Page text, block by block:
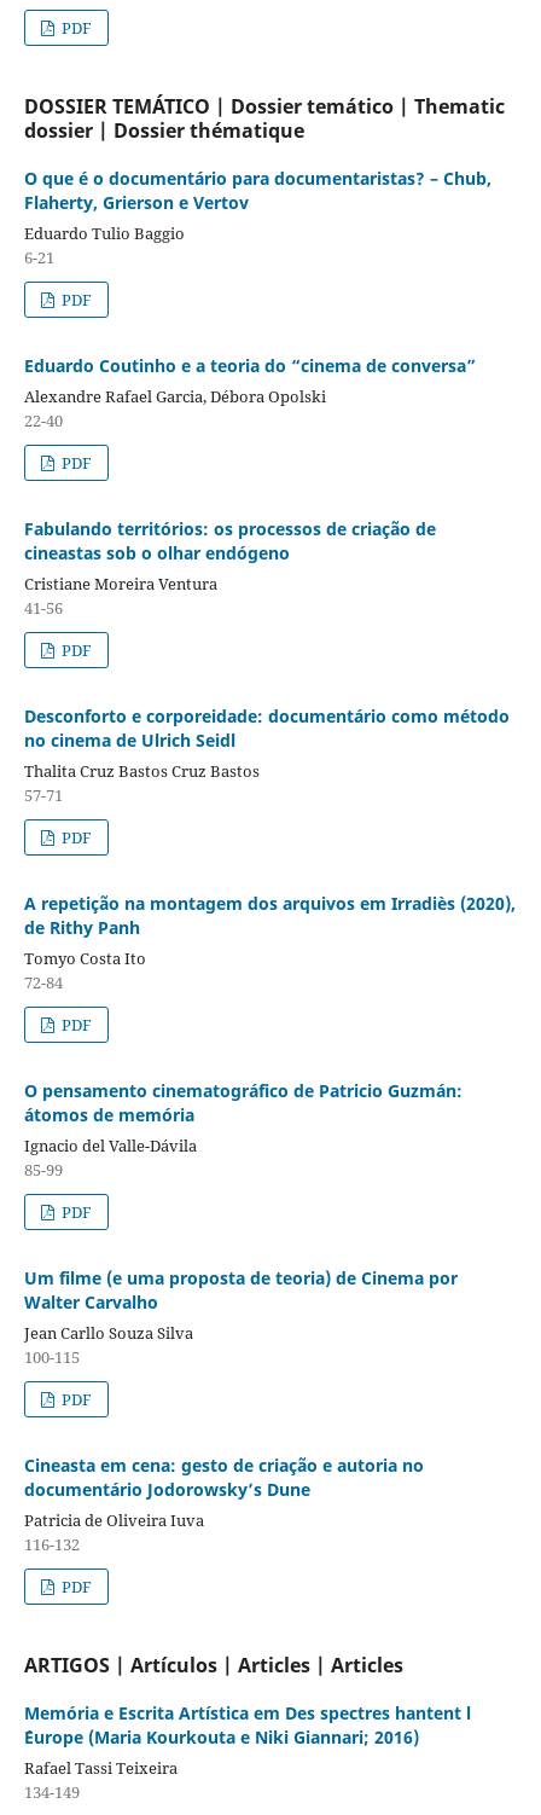
PDF
DOSSIER TEMÁTICO | Dossier temático | Thematic
dossier | Dossier thématique
O que é o documentário para documentaristas? – Chub,
Flaherty, Grierson e Vertov
Eduardo Tulio Baggio
6-21
PDF
Eduardo Coutinho e a teoria do “cinema de conversa”
Alexandre Rafael Garcia, Débora Opolski
22-40
PDF
Fabulando territórios: os processos de criação de
cineastas sob o olhar endógeno
Cristiane Moreira Ventura
41-56
PDF
Desconforto e corporeidade: documentário como método
no cinema de Ulrich Seidl
Thalita Cruz Bastos Cruz Bastos
57-71
PDF
A repetição na montagem dos arquivos em Irradiès (2020),
de Rithy Panh
Tomyo Costa Ito
72-84
PDF
O pensamento cinematográfico de Patricio Guzmán:
átomos de memória
Ignacio del Valle-Dávila
85-99
PDF
Um filme (e uma proposta de teoria) de Cinema por
Walter Carvalho
Jean Carllo Souza Silva
100-115
PDF
Cineasta em cena: gesto de criação e autoria no
documentário Jodorowsky’s Dune
Patricia de Oliveira Iuva
116-132
PDF
ARTIGOS | Artículos | Articles | Articles
Memória e Escrita Artística em Des spectres hantent l
´Europe (Maria Kourkouta e Niki Giannari; 2016)
Rafael Tassi Teixeira
134-149